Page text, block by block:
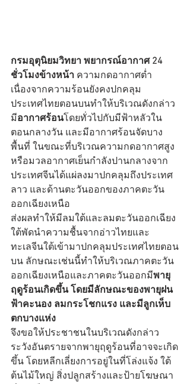
กรมอุตุนิยมวิทยา พยากรณ์อากาศ 24
ชั่วโมงข้างหน้า ความกดอากาศต่ำ
เนื่องจากความร้อนยังคงปกคลุม
ประเทศไทยตอนบนทำให้บริเวณดังกล่าว
มีอากาศร้อนโดยทั่วไปกับมีฟ้าหลัวใน
ตอนกลางวัน และมีอากาศร้อนจัดบาง
พื้นที่ ในขณะที่บริเวณความกดอากาศสูง
หรือมวลอากาศเย็นกำลังปานกลางจาก
ประเทศจีนได้แผ่ลงมาปกคลุมถึงประเทศ
ลาว และด้านตะวันออกของภาคตะวัน
ออกเฉียงเหนือ
ส่งผลทำให้มีลมใต้และลมตะวันออกเฉียง
ใต้พัดนำความชื้นจากอ่าวไทยและ
ทะเลจีนใต้เข้ามาปกคลุมประเทศไทยตอน
บน ลักษณะเช่นนี้ทำให้บริเวณภาคตะวัน
ออกเฉียงเหนือและภาคตะวันออกมีพายุ
ฤดูร้อนเกิดขึ้น โดยมีลักษณะของพายุฝน
ฟ้าคะนอง ลมกระโชกแรง และมีลูกเห็บ
ตกบางแห่ง
จึงขอให้ประชาชนในบริเวณดังกล่าว
ระวังอันตรายจากพายุฤดูร้อนที่อาจจะเกิด
ขึ้น โดยหลีกเลี่ยงการอยู่ในที่โล่งแจ้ง ใต้
ต้นไม้ใหญ่ สิ่งปลูกสร้างและป้ายโฆษณา